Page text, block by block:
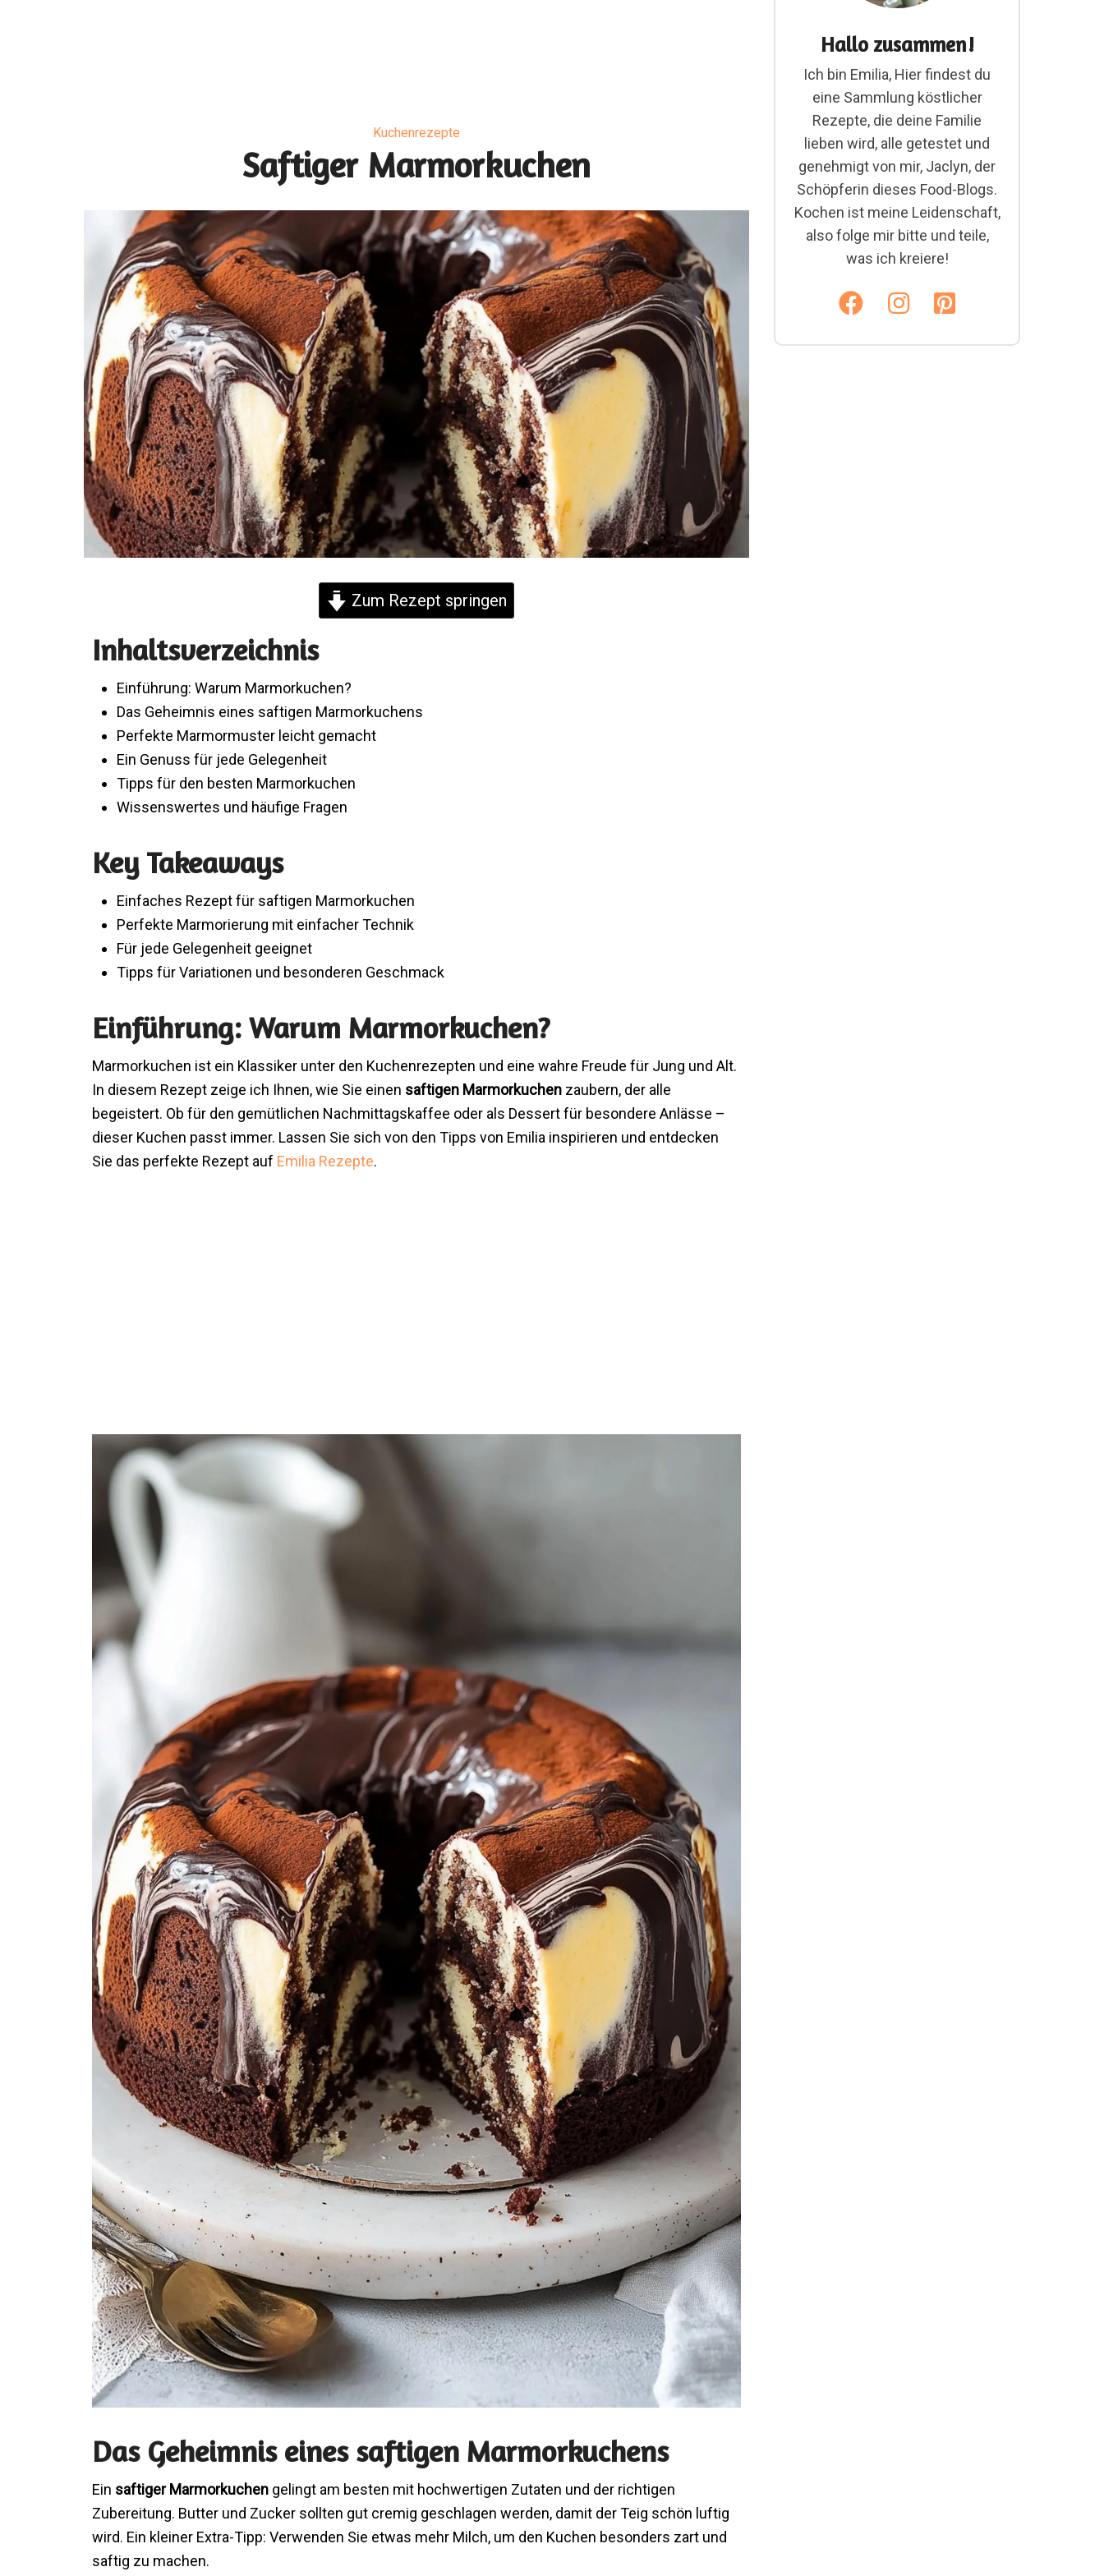
Kuchenrezepte
Saftiger Marmorkuchen
Zum Rezept springen
Inhaltsverzeichnis
Einführung: Warum Marmorkuchen?
Das Geheimnis eines saftigen Marmorkuchens
Perfekte Marmormuster leicht gemacht
Ein Genuss für jede Gelegenheit
Tipps für den besten Marmorkuchen
Wissenswertes und häufige Fragen
Key Takeaways
Einfaches Rezept für saftigen Marmorkuchen
Perfekte Marmorierung mit einfacher Technik
Für jede Gelegenheit geeignet
Tipps für Variationen und besonderen Geschmack
Einführung: Warum Marmorkuchen?
Marmorkuchen ist ein Klassiker unter den Kuchenrezepten und eine wahre Freude für Jung und Alt.
In diesem Rezept zeige ich Ihnen, wie Sie einen saftigen Marmorkuchen zaubern, der alle
begeistert. Ob für den gemütlichen Nachmittagskaffee oder als Dessert für besondere Anlässe –
dieser Kuchen passt immer. Lassen Sie sich von den Tipps von Emilia inspirieren und entdecken
Sie das perfekte Rezept auf Emilia Rezepte.
Das Geheimnis eines saftigen Marmorkuchens
Ein saftiger Marmorkuchen gelingt am besten mit hochwertigen Zutaten und der richtigen
Zubereitung. Butter und Zucker sollten gut cremig geschlagen werden, damit der Teig schön luftig
wird. Ein kleiner Extra-Tipp: Verwenden Sie etwas mehr Milch, um den Kuchen besonders zart und
saftig zu machen.
Hallo zusammen!
Ich bin Emilia, Hier findest du
eine Sammlung köstlicher
Rezepte, die deine Familie
lieben wird, alle getestet und
genehmigt von mir, Jaclyn, der
Schöpferin dieses Food-Blogs.
Kochen ist meine Leidenschaft,
also folge mir bitte und teile,
was ich kreiere!